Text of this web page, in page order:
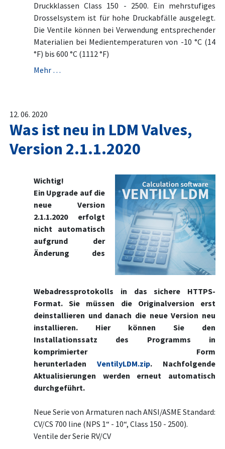
Druckklassen Class 150 - 2500. Ein mehrstufiges
Drosselsystem ist für hohe Druckabfälle ausgelegt.
Die Ventile können bei Verwendung entsprechender
Materialien bei Medientemperaturen von -10 °C (14
°F) bis 600 °C (1112 °F)
Mehr …
12. 06. 2020
Was ist neu in LDM Valves,
Version 2.1.1.2020
Wichtig!
Ein Upgrade auf die
neue Version
2.1.1.2020 erfolgt
nicht automatisch
aufgrund der
Änderung des
Webadressprotokolls in das sichere HTTPS-
Format. Sie müssen die Originalversion erst
deinstallieren und danach die neue Version neu
installieren. Hier können Sie den
Installationssatz des Programms in
komprimierter Form
herunterladen VentilyLDM.zip. Nachfolgende
Aktualisierungen werden erneut automatisch
durchgeführt.
Neue Serie von Armaturen nach ANSI/ASME Standard:
CV/CS 700 line (NPS 1“ - 10“, Class 150 - 2500).
Ventile der Serie RV/CV